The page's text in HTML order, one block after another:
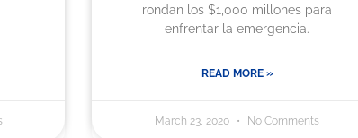
rondan los $1,000 millones para
enfrentar la emergencia.
READ MORE »
March 23, 2020 No Comments